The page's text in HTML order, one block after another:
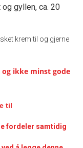
gyllen, ca. 20
krem til og gjerne
ikke minst gode
til
fordeler samtidig